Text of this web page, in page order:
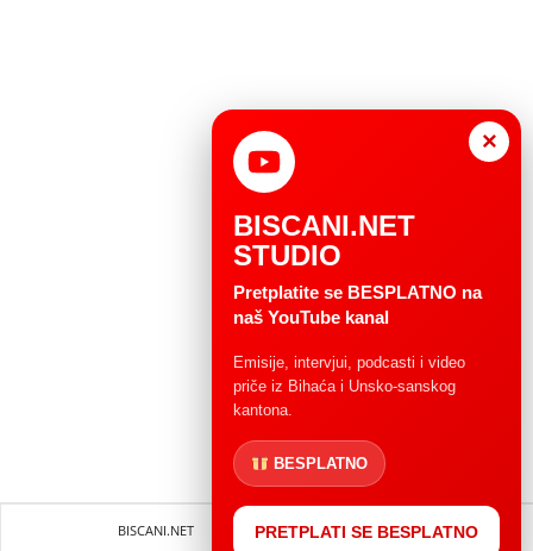
BISCANI.NET Impressum Uvjeti korištenja
×
BISCANI.NET
STUDIO
Pretplatite se BESPLATNO na
naš YouTube kanal
Emisije, intervjui, podcasti i video
priče iz Bihaća i Unsko-sanskog
kantona.
BESPLATNO
PRETPLATI SE BESPLATNO